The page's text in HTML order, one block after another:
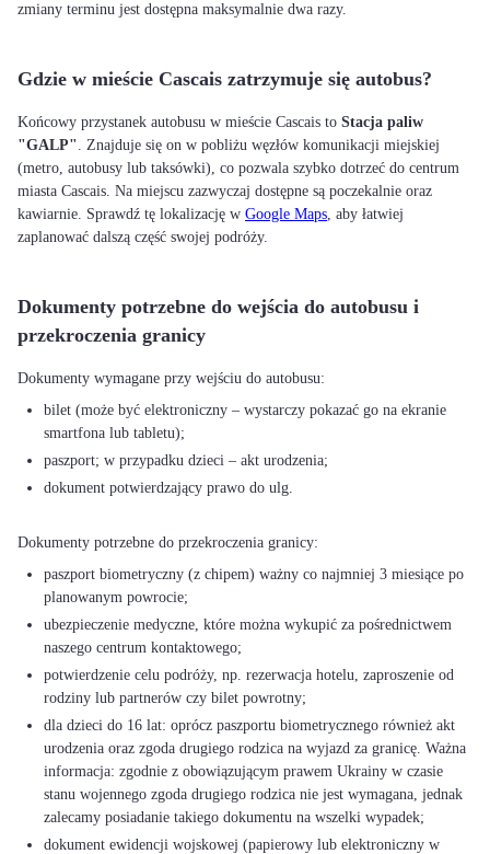
zmiany terminu jest dostępna maksymalnie dwa razy.
Gdzie w mieście Cascais zatrzymuje się autobus?
Końcowy przystanek autobusu w mieście Cascais to Stacja paliw
"GALP". Znajduje się on w pobliżu węzłów komunikacji miejskiej
(metro, autobusy lub taksówki), co pozwala szybko dotrzeć do centrum
miasta Cascais. Na miejscu zazwyczaj dostępne są poczekalnie oraz
kawiarnie. Sprawdź tę lokalizację w Google Maps, aby łatwiej
zaplanować dalszą część swojej podróży.
Dokumenty potrzebne do wejścia do autobusu i
przekroczenia granicy
bilet (może być elektroniczny – wystarczy pokazać go na ekranie
smartfona lub tabletu);
paszport; w przypadku dzieci – akt urodzenia;
dokument potwierdzający prawo do ulg.
paszport biometryczny (z chipem) ważny co najmniej 3 miesiące po
planowanym powrocie;
ubezpieczenie medyczne, które można wykupić za pośrednictwem
naszego centrum kontaktowego;
potwierdzenie celu podróży, np. rezerwacja hotelu, zaproszenie od
rodziny lub partnerów czy bilet powrotny;
dla dzieci do 16 lat: oprócz paszportu biometrycznego również akt
urodzenia oraz zgoda drugiego rodzica na wyjazd za granicę. Ważna
informacja: zgodnie z obowiązującym prawem Ukrainy w czasie
stanu wojennego zgoda drugiego rodzica nie jest wymagana, jednak
zalecamy posiadanie takiego dokumentu na wszelki wypadek;
dokument ewidencji wojskowej (papierowy lub elektroniczny w